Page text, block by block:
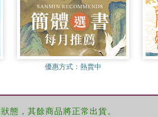
優惠方式： 熱賣中
態，其餘商品將正常出貨。